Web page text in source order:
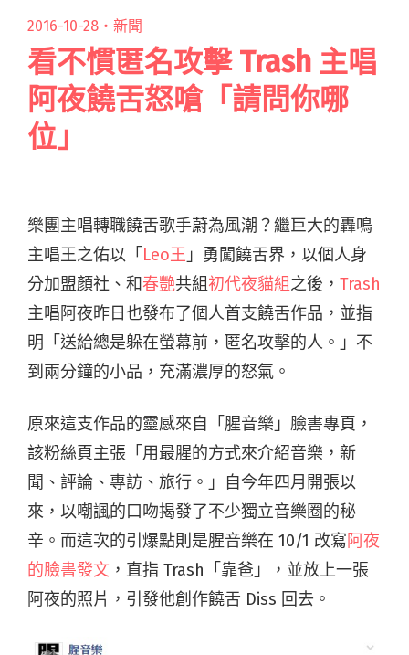
2016-10-28・ 新聞
看不慣匿名攻擊 Trash 主唱
阿夜饒舌怒嗆「請問你哪
位」
樂團主唱轉職饒舌歌手蔚為風潮？繼巨大的轟鳴
主唱王之佑以「 Leo王 」勇闖饒舌界，以個人身
分加盟顏社、和春艷共組初代夜貓組之後， Trash
主唱阿夜昨日也發布了個人首支饒舌作品，並指
明「送給總是躲在螢幕前，匿名攻擊的人。」不
到兩分鐘的小品，充滿濃厚的怒氣。
原來這支作品的靈感來自「腥音樂」臉書專頁，
該粉絲頁主張「用最腥的方式來介紹音樂，新
聞、評論、專訪、旅行。」自今年四月開張以
來，以嘲諷的口吻揭發了不少獨立音樂圈的秘
辛。而這次的引爆點則是腥音樂在 10/1 改寫阿夜
的臉書發文 ，直指 Trash「靠爸」，並放上一張
阿夜的照片，引發他創作饒舌 Diss 回去。